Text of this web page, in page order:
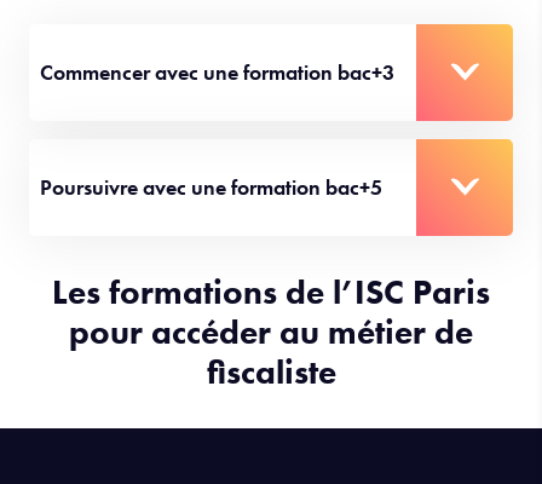
Commencer avec une formation bac+3
Poursuivre avec une formation bac+5
Les formations de l’ISC Paris
pour accéder au métier de
fiscaliste